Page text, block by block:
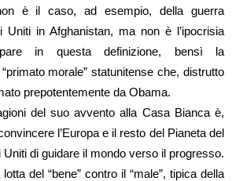
è il caso, ad esempio, della guerra
Uniti in Afghanistan, ma non è l’ipocrisia
in questa definizione, bensì la
morale” statunitense che, distrutto
prepotentemente da Obama.
del suo avvento alla Casa Bianca è,
l’Europa e il resto del Pianeta del
di guidare il mondo verso il progresso.
del “bene” contro il “male”, tipica della